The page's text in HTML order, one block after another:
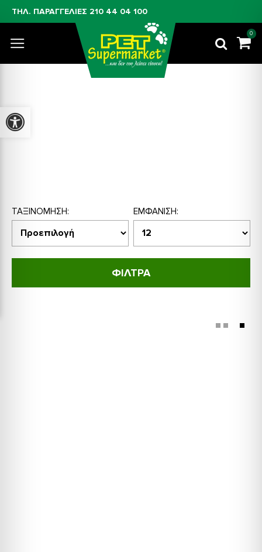
ΤΗΛ. ΠΑΡΑΓΓΕΛΙΕΣ 210 44 04 100
0
ΦΙΛΤΡΑ
ΤΑΞΙΝΌΜΗΣΗ: ΕΜΦΆΝΙΣΗ:
Προσβασιμότητα